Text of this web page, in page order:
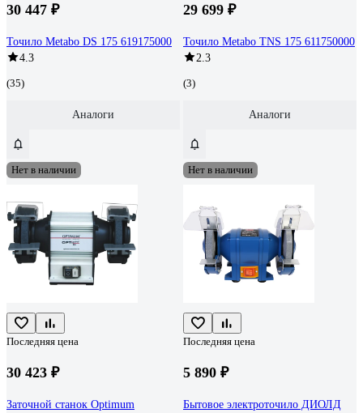
30 447 ₽
Точило Metabo DS 175 619175000
4.3
(35)
Аналоги
29 699 ₽
Точило Metabo TNS 175 611750000
2.3
(3)
Аналоги
Нет в наличии
Последняя цена
30 423 ₽
Заточной станок Optimum
Нет в наличии
Последняя цена
5 890 ₽
Бытовое электроточило ДИОЛД